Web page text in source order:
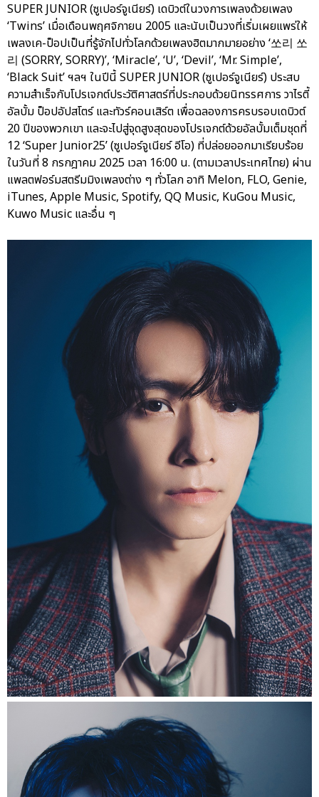
SUPER JUNIOR (ซูเปอร์จูเนียร์) เดบิวต์ในวงการเพลงด้วยเพลง
‘Twins’ เมื่อเดือนพฤศจิกายน 2005 และนับเป็นวงที่เริ่มเผยแพร่ให้
เพลงเค-ป็อปเป็นที่รู้จักไปทั่วโลกด้วยเพลงฮิตมากมายอย่าง ‘쏘리 쏘
리 (SORRY, SORRY)’, ‘Miracle’, ‘U’, ‘Devil’, ‘Mr. Simple’,
‘Black Suit’ ฯลฯ ในปีนี้ SUPER JUNIOR (ซูเปอร์จูเนียร์) ประสบ
ความสำเร็จกับโปรเจกต์ประวัติศาสตร์ที่ประกอบด้วยนิทรรศการ วาไรตี้
อัลบั้ม ป็อปอัปสโตร์ และทัวร์คอนเสิร์ต เพื่อฉลองการครบรอบเดบิวต์
20 ปีของพวกเขา และจะไปสู่จุดสูงสุดของโปรเจกต์ด้วยอัลบั้มเต็มชุดที่
12 ‘Super Junior25’ (ซูเปอร์จูเนียร์ อีโอ) ที่ปล่อยออกมาเรียบร้อย
ในวันที่ 8 กรกฎาคม 2025 เวลา 16:00 น. (ตามเวลาประเทศไทย) ผ่าน
แพลตฟอร์มสตรีมมิงเพลงต่าง ๆ ทั่วโลก อาทิ Melon, FLO, Genie,
iTunes, Apple Music, Spotify, QQ Music, KuGou Music,
Kuwo Music และอื่น ๆ